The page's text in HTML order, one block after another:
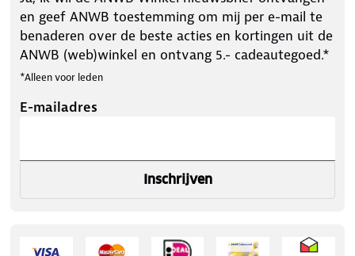
en geef ANWB toestemming om mij per e-mail te
benaderen over de beste acties en kortingen uit de
ANWB (web)winkel en ontvang 5.- cadeautegoed.*
*Alleen voor leden
E-mailadres
Inschrijven